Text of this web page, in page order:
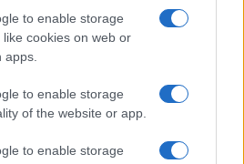
to enable storage
cookies on web or
to enable storage
of the website or app.
to enable storage
open source facilita audit
e riduzione del vendor lock-
atteso è la definizione, a
che rendano